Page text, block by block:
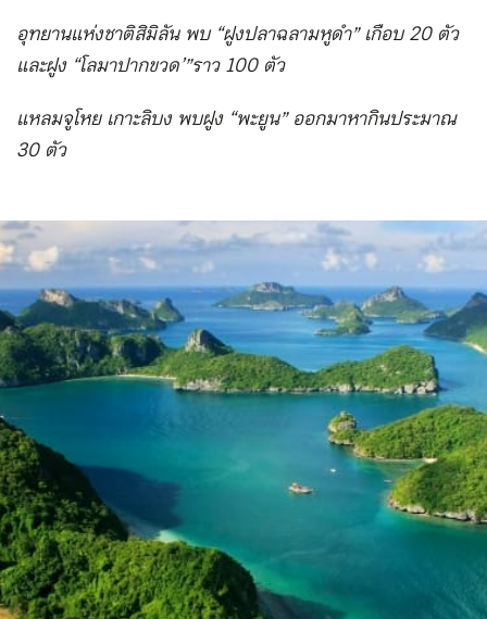
อุทยานแห่งชาติสิมิลัน พบ “ฝูงปลาฉลามหูดำ” เกือบ 20 ตัว
และฝูง “โลมาปากขวด’”ราว 100 ตัว
แหลมจูโหย เกาะลิบง พบฝูง “พะยูน” ออกมาหากินประมาณ
30 ตัว